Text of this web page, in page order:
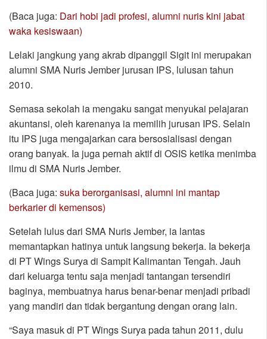
(Baca juga: Dari hobi jadi profesi, alumni nuris kini jabat
waka kesiswaan)
Lelaki jangkung yang akrab dipanggil Sigit ini merupakan
alumni SMA Nuris Jember jurusan IPS, lulusan tahun
2010.
Semasa sekolah ia mengaku sangat menyukai pelajaran
akuntansi, oleh karenanya ia memilih jurusan IPS. Selain
itu IPS juga mengajarkan cara bersosialisasi dengan
orang banyak. Ia juga pernah aktif di OSIS ketika menimba
ilmu di SMA Nuris Jember.
(Baca juga: suka berorganisasi, alumni ini mantap
berkarier di kemensos)
Setelah lulus dari SMA Nuris Jember, ia lantas
memantapkan hatinya untuk langsung bekerja. Ia bekerja
di PT Wings Surya di Sampit Kalimantan Tengah. Jauh
dari keluarga tentu saja menjadi tantangan tersendiri
baginya, membuatnya harus benar-benar menjadi pribadi
yang mandiri dan tidak bergantung dengan orang lain.
“Saya masuk di PT Wings Surya pada tahun 2011, dulu